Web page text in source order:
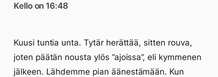
Kello on 16:48
Kuusi tuntia unta. Tytär herättää, sitten rouva,
joten päätän nousta ylös ”ajoissa”, eli kymmenen
jälkeen. Lähdemme pian äänestämään. Kun